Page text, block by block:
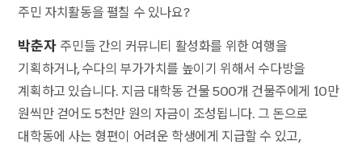
주민 자치활동을 펼칠 수 있나요?
박춘자 주민들 간의 커뮤니티 활성화를 위한 여행을
기획하거나, 수다의 부가가치를 높이기 위해서 수다방을
계획하고 있습니다. 지금 대학동 건물 500개 건물주에게 10만
원씩만 걷어도 5천만 원의 자금이 조성됩니다. 그 돈으로
대학동에 사는 형편이 어려운 학생에게 지급할 수 있고,